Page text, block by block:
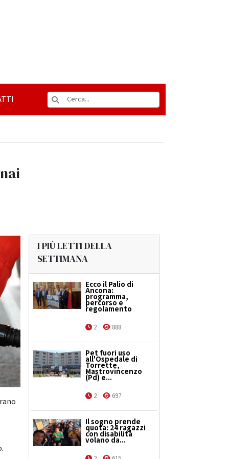
I PIÙ LETTI DELLA
SETTIMANA
Ecco il Palio di
Ancona:
programma,
percorso e
regolamento
2 888
Pet fuori uso
all'Ospedale di
Torrette,
Mastrovincenzo
(Pd) e...
2 697
Il sogno prende
quota: 24 ragazzi
con disabilità
volano da...